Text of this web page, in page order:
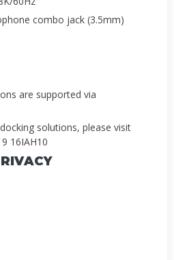
combo jack (3.5mm)
are supported via
solutions, please visit
16IAH10